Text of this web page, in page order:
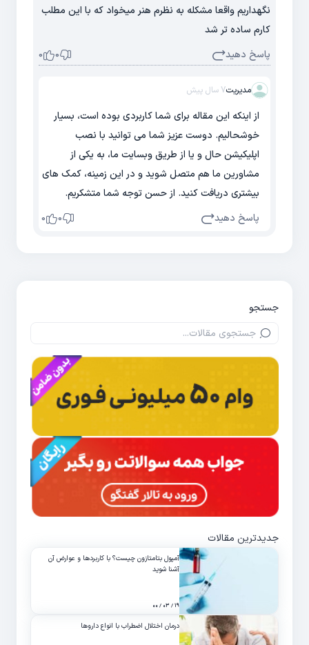
نگهداریم واقعا مشکله به نظرم هنر میخواد که با این مطلب
کارم ساده تر شد
پاسخ دهید
0
0
مدیریت7 سال پیش
از اینکه این مقاله برای شما کاربردی بوده است، بسیار
خوشحالیم. دوست عزیز شما می توانید با نصب
اپلیکیشن حال و یا از طریق وبسایت ما، به یکی از
مشاورین ما هم متصل شوید و در این زمینه، کمک های
بیشتری دریافت کنید. از حسن توجه شما متشکریم.
پاسخ دهید
0
0
جستجو
جدیدترین مقالات
آمپول بتامتازون چیست؟ با کاربردها و عوارض آن
آشنا شوید
۱۹ / ۰۳ / ۰۰
درمان اختلال اضطراب با انواع داروها